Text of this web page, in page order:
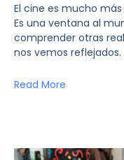
El cine es mucho
Es una ventana al
comprender otras
nos vemos reflejados.
Read More